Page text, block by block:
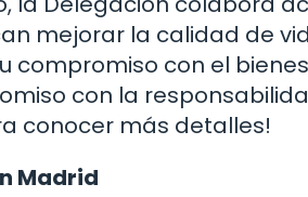
mejorar la calidad de
compromiso con el
con la
conocer más detalles!
Madrid